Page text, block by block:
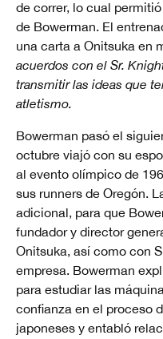
de correr, lo cual
de Bowerman. El
una carta a Onitsuka en
acuerdos con el Sr.
transmitir las ideas que
atletismo.
Bowerman pasó el
octubre viajó con su
al evento olímpico de
sus runners de Oregón.
adicional, para que
fundador y director
Onitsuka, así como con
empresa. Bowerman
para estudiar las
confianza en el proceso
japoneses y entabló